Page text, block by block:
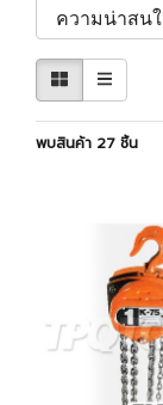
พบสินค้า 27 ชิ้น